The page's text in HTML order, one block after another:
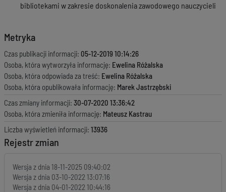
bibliotekami w zakresie doskonalenia zawodowego nauczycieli
Metryka
Czas publikacji informacji: 05-12-2019 10:14:26
Osoba, która wytworzyła informację: Ewelina Różalska
Osoba, która odpowiada za treść: Ewelina Różalska
Osoba, która opublikowała informację: Marek Jastrzębski
Czas zmiany informacji: 30-07-2020 13:36:42
Osoba, która zmieniła informację: Mateusz Kastrau
Liczba wyświetleń informacji: 13936
Rejestr zmian
Wersja z dnia 18-11-2025 09:40:02
Wersja z dnia 03-10-2022 13:07:16
Wersja z dnia 04-01-2022 10:44:16